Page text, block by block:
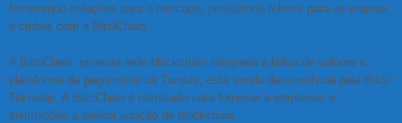
fornecendo soluções para o mercado, produzindo tokens para as marcas
e clubes com a BitciChain.
A BitciChain, primeira rede blockchain integrada à bolsa de valores e
plataforma de pagamento da Turquia, está sendo desenvolvida pela Bitci
Teknoloji. A BitciChain é otimizada para fornecer a empresas e
instituições a melhor adoção de blockchain.